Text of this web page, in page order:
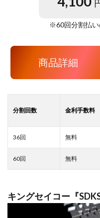
※60回分割払
商品詳細
キングセイコー『